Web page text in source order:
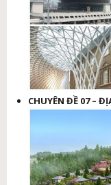
CHUYÊN ĐỀ 07 –